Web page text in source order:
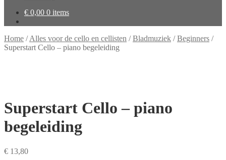
€ 0,00 0 items
Home /Alles voor de cello en cellisten /Bladmuziek /Beginners /
Superstart Cello – piano begeleiding
Superstart Cello – piano
begeleiding
€ 13,80